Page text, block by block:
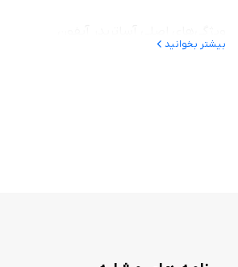
بیشتر بخوانید